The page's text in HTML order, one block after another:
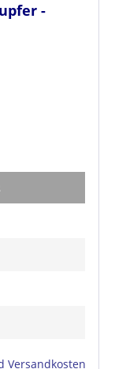
-
Versandkosten